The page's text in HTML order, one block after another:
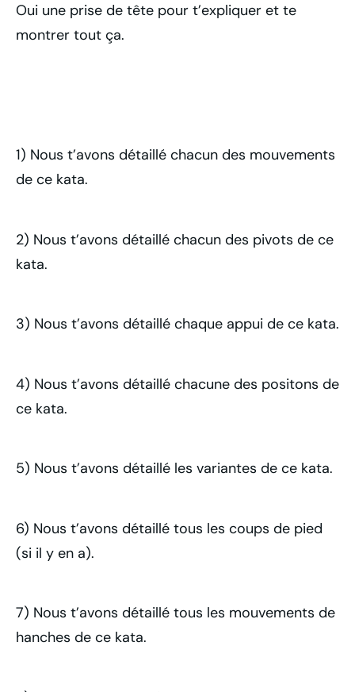
Oui une prise de tête pour t’expliquer et te
montrer tout ça.
1) Nous t’avons détaillé chacun des mouvements
de ce kata.
2) Nous t’avons détaillé chacun des pivots de ce
kata.
3) Nous t’avons détaillé chaque appui de ce kata.
4) Nous t’avons détaillé chacune des positons de
ce kata.
5) Nous t’avons détaillé les variantes de ce kata.
6) Nous t’avons détaillé tous les coups de pied
(si il y en a).
7) Nous t’avons détaillé tous les mouvements de
hanches de ce kata.